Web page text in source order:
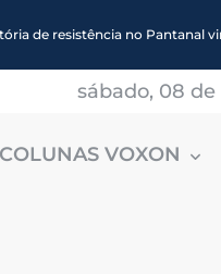
de resistência no Pantanal
sábado, 08
COLUNAS VOXON